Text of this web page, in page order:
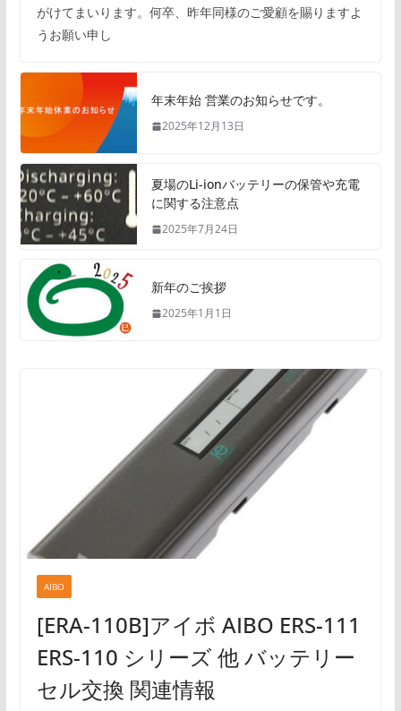
がけてまいります。何卒、昨年同様のご愛顧を賜りますよ
うお願い申し
年末年始 営業のお知らせです。
2025年12月13日
夏場のLi-ionバッテリーの保管や充電
に関する注意点
2025年7月24日
新年のご挨拶
2025年1月1日
AIBO
[ERA-110B]アイボ AIBO ERS-111
ERS-110 シリーズ 他 バッテリー
セル交換 関連情報